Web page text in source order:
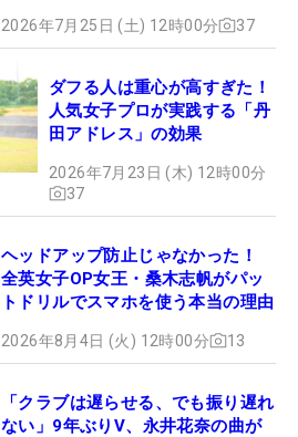
2026年7月25日 (土) 12時00分 37
ダフる人は重心が高すぎた！
人気女子プロが実践する「丹
田アドレス」の効果
2026年7月23日 (木) 12時00分
37
ヘッドアップ防止じゃなかった！
全英女子OP女王・桑木志帆がパッ
トドリルでスマホを使う本当の理由
2026年8月4日 (火) 12時00分 13
「クラブは遅らせる、でも振り遅れ
ない」9年ぶりV、永井花奈の曲が